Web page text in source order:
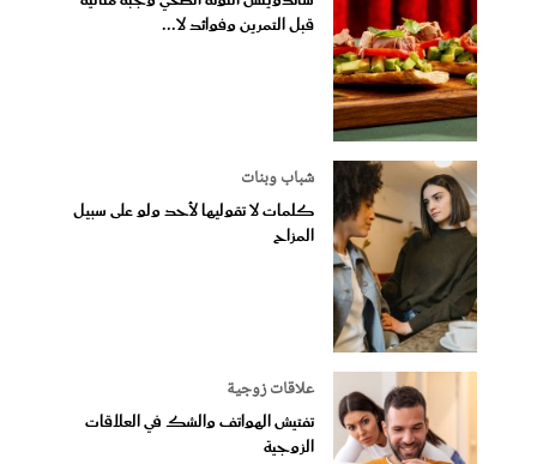
قبل التمرين وفوائد لا...
شباب وبنات
كلمات لا تقوليها لأحد ولو على سبيل
المزاح
علاقات زوجية
تفتيش الهواتف والشك في العلاقات
الزوجية